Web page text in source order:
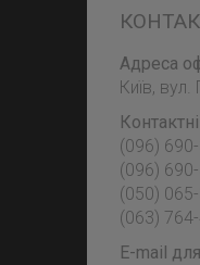
Адреса
Київ,
(096)
‎(096)
‎(050)
‎(063)
E-mail